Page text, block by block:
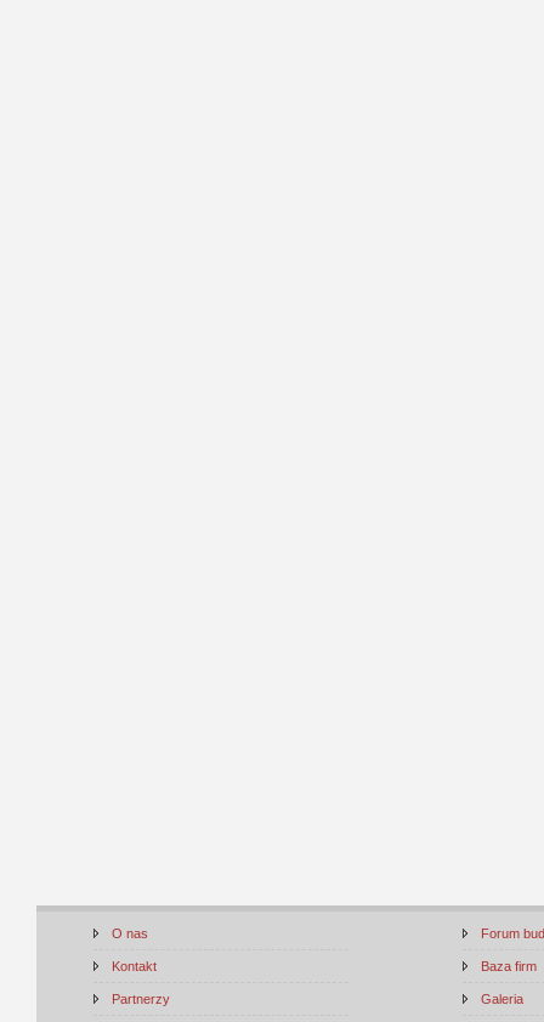
O nas
Kontakt
Partnerzy
Forum
Baza firm
Galeria